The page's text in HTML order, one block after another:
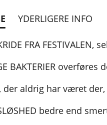
YDERLIGERE INFO
FRA
BAKTERIER overføres
der aldrig har været
bedre end